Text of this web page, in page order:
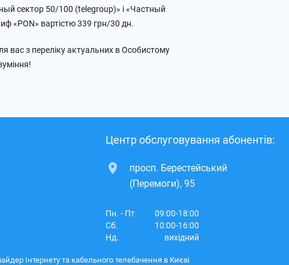
сектор 50/100 (telegroup)» і «Частный
«PON» вартістю 339 грн/30 дн.
з переліку актуальних в Особистому
Інтернету та кабельного телебачення в Києві
Центр обслуговування абонентів:
просп. Берестейський
(Перемоги), 95
Пн. - Пт.
09:00-18:00
Сб.
10:00-16:00
Нд.
вихідний